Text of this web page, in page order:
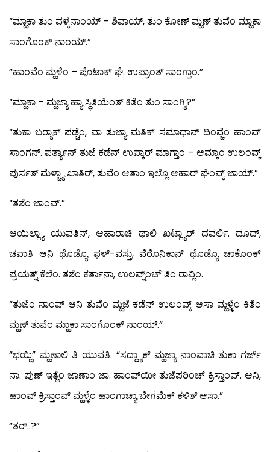
“ಮ್ಹಾಕಾ ತುಂ ವಳ್ಕನಾಂಯ್ – ಶಿವಾಯ್, ತುಂ ಕೋಣ್ ಮ್ಹಣ್ ತುವೆಂ ಮ್ಹಾಕಾ
ಸಾಂಗೊಂಕ್ ನಾಂಯ್.”
“ಹಾಂವೆಂ ಮ್ಹಳೆಂ – ಪೊಟಾಕ್ ಘೆ. ಉಪ್ರಾಂತ್ ಸಾಂಗ್ತಾಂ.”
“ಮ್ಹಾಕಾ – ಮ್ಹಜ್ಯಾ ಹ್ಯಾ ಸ್ಥಿತಿಯೆಂತ್ ಕಿತೆಂ ತುಂ ಸಾಂಗ್ಶಿ?”
“ತುಕಾ ಬರ‍್ಯಾಕ್ ಪಡ್ಚೆಂ, ವಾ ತುಜ್ಯಾ ಮತಿಕ್ ಸಮಾಧಾನ್ ದಿಂವ್ಚೆಂ ಹಾಂವ್
ಸಾಂಗನ್. ಪರ್ತ್ಯಾನ್ ತುಜೆ ಕಡೆನ್ ಉಪ್ಕಾರ್ ಮಾಗ್ತಾಂ – ಆಮ್ಕಾಂ ಉಲಂವ್ಕ್
ಪುರ್ಸತ್ ಮೆಳ್ಚ್ಯಾ ಖಾತಿರ್, ತುವೆಂ ಆತಾಂ ಇಲ್ಲೊ ಆಹಾರ್ ಘೆಂವ್ಕ್ ಜಾಯ್.”
“ತಶೆಂ ಜಾಂವ್.”
ಆಯಿಲ್ಲ್ಯಾ ಯುವತಿನ್, ಆಹಾರಾಚಿ ಥಾಲಿ ಖಟ್ಲ್ಯಾರ್ ದವರ್ಲಿ. ದೂದ್,
ಚಪಾತಿ ಆನಿ ಥೊಡ್ಯೊ ಫಳ್-ವಸ್ತು, ವೆರೊನಿಕಾನ್ ಥೊಡ್ಯೊ ಚಾಕೊಂಕ್
ಪ್ರಯತ್ನ್ ಕೆಲೆಂ. ತಶೆಂ ಕರ್ತಾನಾ, ಉಲವ್ನ್ಂಚ್ ತಿಂ ರಾವ್ಲಿಂ.
“ತುಜೆಂ ನಾಂವ್ ಆನಿ ತುವೆಂ ಮ್ಹಜೆ ಕಡೆನ್ ಉಲಂವ್ಕ್ ಆಸಾ ಮ್ಹಳ್ಳೆಂ ಕಿತೆಂ
ಮ್ಹಣ್ ತುವೆಂ ಮ್ಹಾಕಾ ಸಾಂಗೊಂಕ್ ನಾಂಯ್.”
“ಭಯ್ಣಿ” ಮ್ಹಣಾಲಿ ತಿ ಯುವತಿ. “ಸದ್ದ್ಯಾಕ್ ಮ್ಹಜ್ಯಾ ನಾಂವಾಚಿ ತುಕಾ ಗರ್ಜ್
ನಾ. ಪುಣ್ ಇತ್ಲೆಂ ಜಾಣಾಂ ಜಾ. ಹಾಂವ್‍ಯೀ ತುಜೆಪರಿಂಚ್ ಕ್ರಿಸ್ತಾಂವ್. ಆನಿ,
ಹಾಂವ್ ಕ್ರಿಸ್ತಾಂವ್ ಮ್ಹಳ್ಳೆಂ ಹಾಂಗಾಚ್ಯಾ ಬೇಗಮೆಕ್ ಕಳಿತ್ ಆಸಾ.”
“ತರ್..?”